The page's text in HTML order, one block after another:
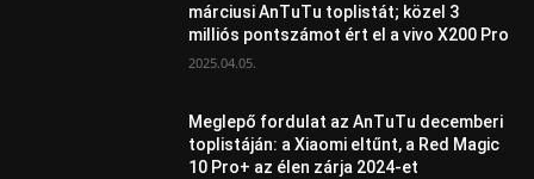
márciusi AnTuTu toplistát; közel 3
milliós pontszámot ért el a vivo X200 Pro
2025.04.05.
Meglepő fordulat az AnTuTu decemberi
toplistáján: a Xiaomi eltűnt, a Red Magic
10 Pro+ az élen zárja 2024-et